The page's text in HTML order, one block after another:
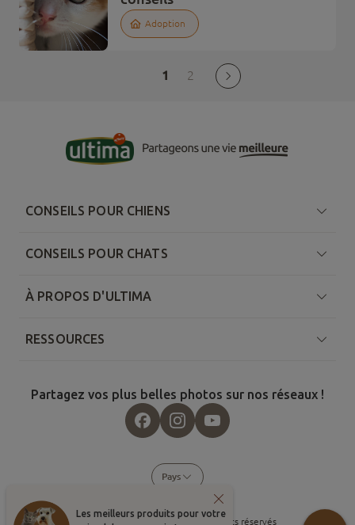
Adoption
1 2
Les meilleurs produits pour votre
CONSEILS POUR CHIENS
CONSEILS POUR CHATS
À PROPOS D'ULTIMA
RESSOURCES
Partagez vos plus belles photos sur nos réseaux !
Pays
© 2026 , Affinity Petcare. Tous droits réservés